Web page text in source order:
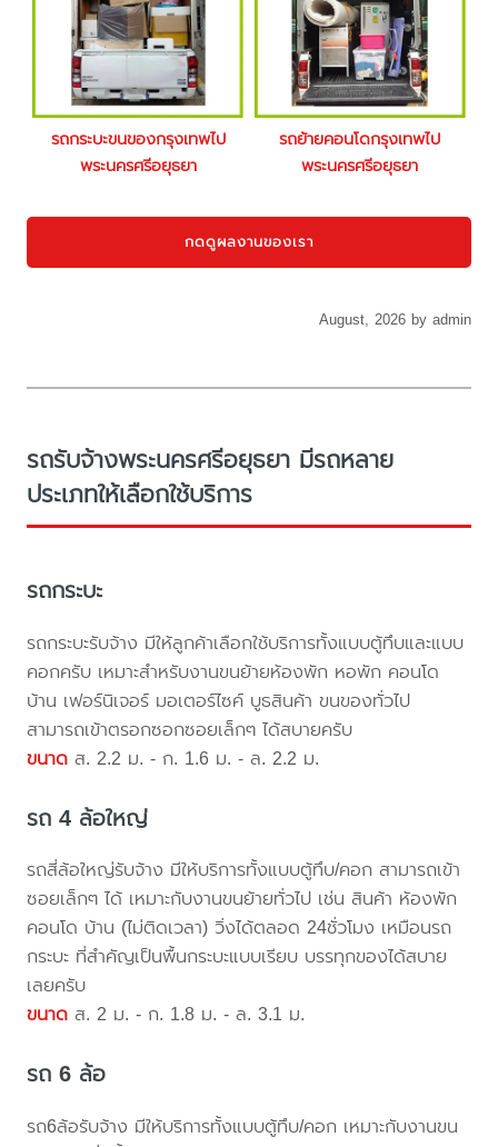
รถกระบะขนของกรุงเทพไป
พระนครศรีอยุธยา
รถย้ายคอนโดกรุงเทพไป
พระนครศรีอยุธยา
กดดูผลงานของเรา
August, 2026 by admin
รถรับจ้างพระนครศรีอยุธยา มีรถหลาย
ประเภทให้เลือกใช้บริการ
รถกระบะ
รถกระบะรับจ้าง มีให้ลูกค้าเลือกใช้บริการทั้งแบบตู้ทึบและแบบ
คอกครับ เหมาะสำหรับงานขนย้ายห้องพัก หอพัก คอนโด
บ้าน เฟอร์นิเจอร์ มอเตอร์ไซค์ บูธสินค้า ขนของทั่วไป
สามารถเข้าตรอกซอกซอยเล็กๆ ได้สบายครับ
ขนาด ส. 2.2 ม. - ก. 1.6 ม. - ล. 2.2 ม.
รถ 4 ล้อใหญ่
รถสี่ล้อใหญ่รับจ้าง มีให้บริการทั้งแบบตู้ทึบ/คอก สามารถเข้า
ซอยเล็กๆ ได้ เหมาะกับงานขนย้ายทั่วไป เช่น สินค้า ห้องพัก
คอนโด บ้าน (ไม่ติดเวลา) วิ่งได้ตลอด 24ชั่วโมง เหมือนรถ
กระบะ ที่สำคัญเป็นพื้นกระบะแบบเรียบ บรรทุกของได้สบาย
เลยครับ
ขนาด ส. 2 ม. - ก. 1.8 ม. - ล. 3.1 ม.
รถ 6 ล้อ
รถ6ล้อรับจ้าง มีให้บริการทั้งแบบตู้ทึบ/คอก เหมาะกับงานขน